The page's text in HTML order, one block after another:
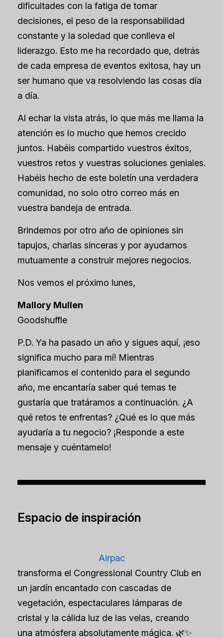
dificultades con la fatiga de tomar
decisiones, el peso de la responsabilidad
constante y la soledad que conlleva el
liderazgo. Esto me ha recordado que, detrás
de cada empresa de eventos exitosa, hay un
ser humano que va resolviendo las cosas día
a día.
Al echar la vista atrás, lo que más me llama la
atención es lo mucho que hemos crecido
juntos. Habéis compartido vuestros éxitos,
vuestros retos y vuestras soluciones geniales.
Habéis hecho de este boletín una verdadera
comunidad, no solo otro correo más en
vuestra bandeja de entrada.
Brindemos por otro año de opiniones sin
tapujos, charlas sinceras y por ayudarnos
mutuamente a construir mejores negocios.
Nos vemos el próximo lunes,
Mallory Mullen
Goodshuffle
P.D. Ya ha pasado un año y sigues aquí, ¡eso
significa mucho para mí! Mientras
planificamos el contenido para el segundo
año, me encantaría saber qué temas te
gustaría que tratáramos a continuación. ¿A
qué retos te enfrentas? ¿Qué es lo que más
ayudaría a tu negocio? ¡Responde a este
mensaje y cuéntamelo!
Espacio de inspiración
Airpac
transforma el Congressional Country Club en
un jardín encantado con cascadas de
vegetación, espectaculares lámparas de
cristal y la cálida luz de las velas, creando
una atmósfera absolutamente mágica. 🌿✨